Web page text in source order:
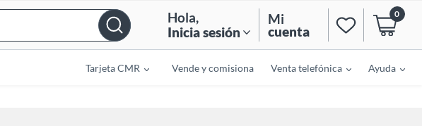
Hola,
Inicia sesión
Mi
cuenta
0
Tarjeta CMR Vende y comisiona Venta telefónica Ayuda